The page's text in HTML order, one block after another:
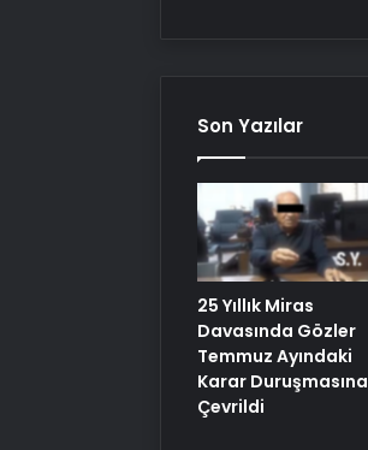
Son Yazılar
25 Yıllık Miras
Davasında Gözler
Temmuz Ayındaki
Karar Duruşmasına
Çevrildi